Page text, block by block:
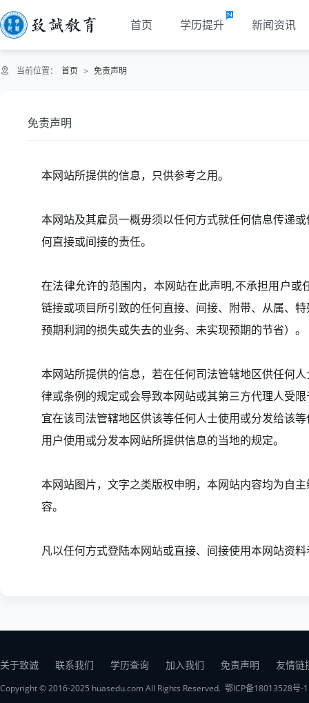
首页 学历提升 新闻资讯
当前位置： 首页 > 免责声明
免责声明
本网站所提供的信息，只供参考之用。
本网站及其雇员一概毋须以任何方式就任何信息传递
何直接或间接的责任。
在法律允许的范围内，本网站在此声明,不承担用户
链接或项目所引致的任何直接、间接、附带、从属、
预期利润的损失或失去的业务、未实现预期的节省）。
本网站所提供的信息，若在任何司法管辖地区供任何
律或条例的规定或会导致本网站或其第三方代理人受
宜在该司法管辖地区供该等任何人士使用或分发给该
用户使用或分发本网站所提供信息的当地的规定。
本网站图片，文字之类版权申明，本网站内容均为自
容。
凡以任何方式登陆本网站或直接、间接使用本网站资
关于致诚 联系我们 学历查询 加入我们 免责声明 友情链
Copyright © 2016-2025 huasedu.com All Rights Reserved. 鄂ICP备18013528号-1